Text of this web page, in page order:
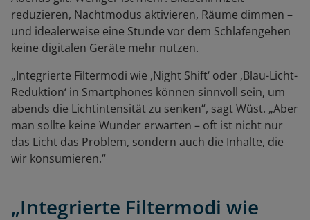
reduzieren, Nachtmodus aktivieren, Räume dimmen –
und idealerweise eine Stunde vor dem Schlafengehen
keine digitalen Geräte mehr nutzen.
„Integrierte Filtermodi wie ‚Night Shift‘ oder ‚Blau-Licht-
Reduktion‘ in Smartphones können sinnvoll sein, um
abends die Lichtintensität zu senken“, sagt Wüst. „Aber
man sollte keine Wunder erwarten – oft ist nicht nur
das Licht das Problem, sondern auch die Inhalte, die
wir konsumieren.“
„Integrierte Filtermodi wie